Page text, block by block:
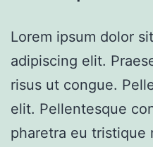
Lorem ipsum dolor
adipiscing elit.
risus ut congue.
elit. Pellentesque
pharetra eu tristique